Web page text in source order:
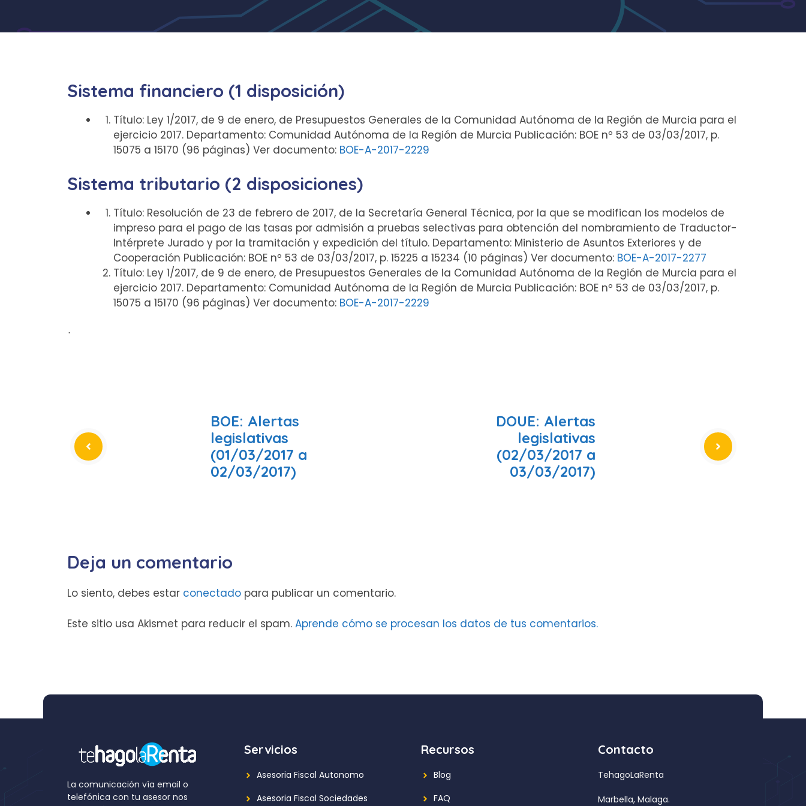
Sistema financiero (1 disposición)
Título: Ley 1/2017, de 9 de enero, de Presupuestos Generales de la Comunidad Autónoma de la Región de Murcia para el
ejercicio 2017. Departamento: Comunidad Autónoma de la Región de Murcia Publicación: BOE nº 53 de 03/03/2017, p.
15075 a 15170 (96 páginas) Ver documento: BOE-A-2017-2229
Sistema tributario (2 disposiciones)
Título: Resolución de 23 de febrero de 2017, de la Secretaría General Técnica, por la que se modifican los modelos de
impreso para el pago de las tasas por admisión a pruebas selectivas para obtención del nombramiento de Traductor-
Intérprete Jurado y por la tramitación y expedición del título. Departamento: Ministerio de Asuntos Exteriores y de
Cooperación Publicación: BOE nº 53 de 03/03/2017, p. 15225 a 15234 (10 páginas) Ver documento: BOE-A-2017-2277
Título: Ley 1/2017, de 9 de enero, de Presupuestos Generales de la Comunidad Autónoma de la Región de Murcia para el
ejercicio 2017. Departamento: Comunidad Autónoma de la Región de Murcia Publicación: BOE nº 53 de 03/03/2017, p.
15075 a 15170 (96 páginas) Ver documento: BOE-A-2017-2229
ᐧ
BOE: Alertas
legislativas
(01/03/2017 a
02/03/2017)
DOUE: Alertas
legislativas
(02/03/2017 a
03/03/2017)
Deja un comentario
Lo siento, debes estar conectado para publicar un comentario.
Este sitio usa Akismet para reducir el spam. Aprende cómo se procesan los datos de tus comentarios.
La comunicación vía email o
telefónica con tu asesor nos
Servicios
Asesoria Fiscal Autonomo
Asesoria Fiscal Sociedades
Recursos
Blog
FAQ
Contacto
TehagoLaRenta
Marbella, Malaga.